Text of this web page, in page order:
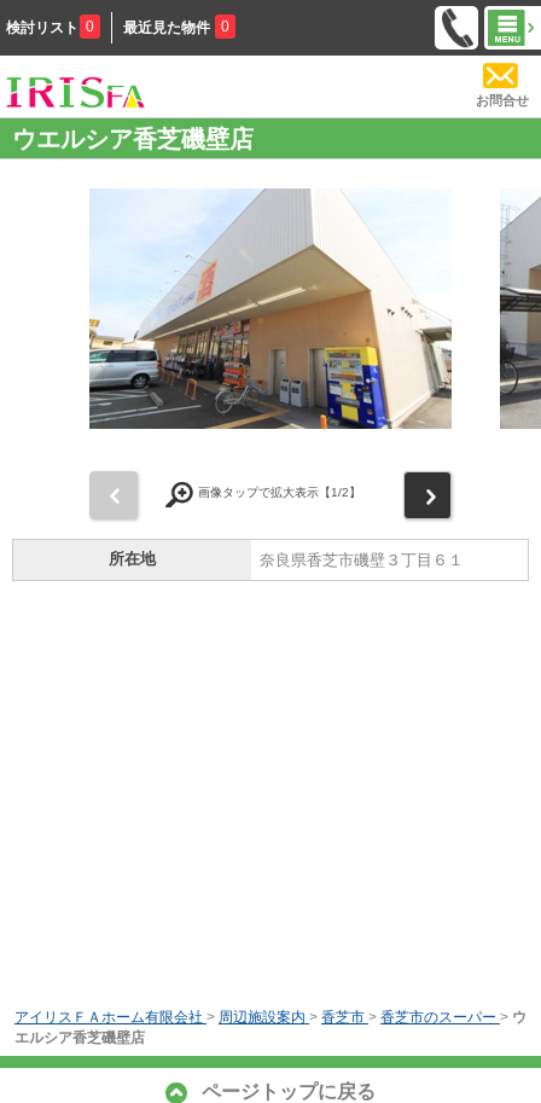
検討リスト 0 最近見た物件 0
お問合せ
ウエルシア香芝磯壁店
画像タップで拡大表示【1/2】
所在地 奈良県香芝市磯壁３丁目６１
アイリスＦＡホーム有限会社 > 周辺施設案内 > 香芝市 > 香芝市のスーパー > ウ
エルシア香芝磯壁店
ページトップに戻る